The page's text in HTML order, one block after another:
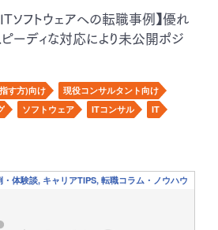
ソフトウェアへの転職事例】優れ
ーディな対応により未公開ポジ
す方)向け
現役コンサルタント向け
ソフトウェア ITコンサル IT
体験談, キャリアTIPS, 転職コラム・ノウハウ